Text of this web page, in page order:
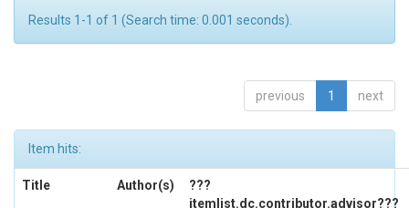
Results 1-1 of 1 (Search time: 0.001 seconds).
previous 1 next
Item hits:
Title Author(s)
???
itemlist.dc.contributor.advisor???